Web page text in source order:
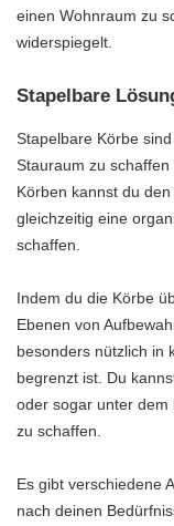
einen Wohnraum zu
widerspiegelt.
Stapelbare
Stapelbare Körbe
Stauraum zu
Körben kannst du
gleichzeitig eine
schaffen.
Indem du die Körbe
Ebenen von
besonders nützlich in
begrenzt ist. Du
oder sogar unter dem
zu schaffen.
Es gibt verschiedene
nach deinen